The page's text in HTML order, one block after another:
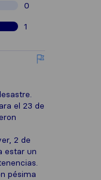
0
1
el 23 de
2 de
estar un
pésima